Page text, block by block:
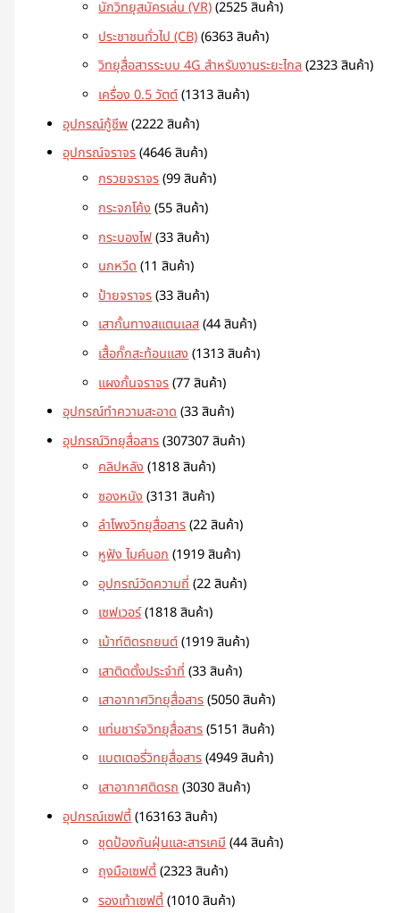
นักวิทยุสมัครเล่น (VR) 2525 สินค้า
ประชาชนทั่วไป (CB) 6363 สินค้า
วิทยุสื่อสารระบบ 4G สำหรับงานระยะไกล 2323 สินค้า
เครื่อง 0.5 วัตต์ 1313 สินค้า
อุปกรณ์กู้ชีพ 2222 สินค้า
อุปกรณ์จราจร 4646 สินค้า
กรวยจราจร 99 สินค้า
กระจกโค้ง 55 สินค้า
กระบองไฟ 33 สินค้า
นกหวีด 11 สินค้า
ป้ายจราจร 33 สินค้า
เสากั้นทางสแตนเลส 44 สินค้า
เสื้อกั๊กสะท้อนแสง 1313 สินค้า
แผงกั้นจราจร 77 สินค้า
อุปกรณ์ทำความสะอาด 33 สินค้า
อุปกรณ์วิทยุสื่อสาร 307307 สินค้า
คลิปหลัง 1818 สินค้า
ซองหนัง 3131 สินค้า
ลำโพงวิทยุสื่อสาร 22 สินค้า
หูฟัง ไมค์นอก 1919 สินค้า
อุปกรณ์วัดความถี่ 22 สินค้า
เซฟเวอร์ 1818 สินค้า
เม้าท์ติดรถยนต์ 1919 สินค้า
เสาติดตั้งประจำที่ 33 สินค้า
เสาอากาศวิทยุสื่อสาร 5050 สินค้า
แท่นชาร์จวิทยุสื่อสาร 5151 สินค้า
แบตเตอรี่วิทยุสื่อสาร 4949 สินค้า
เสาอากาศติดรถ 3030 สินค้า
อุปกรณ์เซฟตี้ 163163 สินค้า
ชุดป้องกันฝุ่นและสารเคมี 44 สินค้า
ถุงมือเซฟตี้ 2323 สินค้า
รองเท้าเซฟตี้ 1010 สินค้า